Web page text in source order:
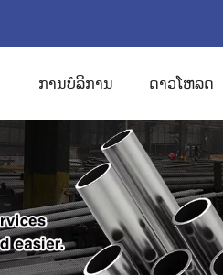
ການບໍລິການ ດາວໂຫລດ